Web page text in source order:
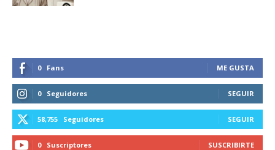
0 Fans ME GUSTA
0 Seguidores SEGUIR
58,755 Seguidores SEGUIR
0 Suscriptores SUSCRIBIRTE